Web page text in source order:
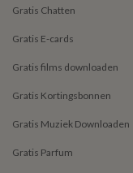
Gratis Chatten
Gratis E-cards
Gratis films downloaden
Gratis Kortingsbonnen
Gratis Muziek Downloaden
Gratis Parfum